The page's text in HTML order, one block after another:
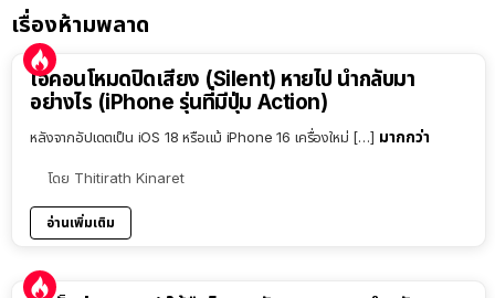
เรื่องห้ามพลาด
ไอคอนโหมดปิดเสียง (Silent) หายไป นำกลับมา
อย่างไร (iPhone รุ่นที่มีปุ่ม Action)
หลังจากอัปเดตเป็น iOS 18 หรือแม้ iPhone 16 เครื่องใหม่ […] มากกว่า
โดย Thitirath Kinaret
อ่านเพิ่มเติม